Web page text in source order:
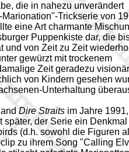
die in nahezu unverändert
Trickserie von
eine Art charmante
Puppenkiste dar, die
und von Zeit zu Zeit
gewürzt mit trockenem
Zeit geradezu
von Kindern gesehen
Unterhaltung
Dire Straits im Jahre 1991,
der Serie ein Denkmal
(d.h. sowohl die Figuren
zu ihrem Song "Calling